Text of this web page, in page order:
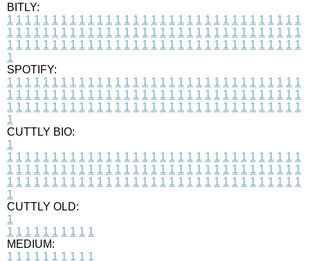
BITLY:
1 1 1 1 1 1 1 1 1 1 1 1 1 1 1 1 1 1 1 1 1 1 1 1 1 1 1 1 1 1 1 1 1
1 1 1 1 1 1 1 1 1 1 1 1 1 1 1 1 1 1 1 1 1 1 1 1 1 1 1 1 1 1 1 1 1
1 1 1 1 1 1 1 1 1 1 1 1 1 1 1 1 1 1 1 1 1 1 1 1 1 1 1 1 1 1 1 1 1
1
SPOTIFY:
1 1 1 1 1 1 1 1 1 1 1 1 1 1 1 1 1 1 1 1 1 1 1 1 1 1 1 1 1 1 1 1 1
1 1 1 1 1 1 1 1 1 1 1 1 1 1 1 1 1 1 1 1 1 1 1 1 1 1 1 1 1 1 1 1 1
1 1 1 1 1 1 1 1 1 1 1 1 1 1 1 1 1 1 1 1 1 1 1 1 1 1 1 1 1 1 1 1 1
1
CUTTLY BIO:
1
1 1 1 1 1 1 1 1 1 1 1 1 1 1 1 1 1 1 1 1 1 1 1 1 1 1 1 1 1 1 1 1 1
1 1 1 1 1 1 1 1 1 1 1 1 1 1 1 1 1 1 1 1 1 1 1 1 1 1 1 1 1 1 1 1 1
1 1 1 1 1 1 1 1 1 1 1 1 1 1 1 1 1 1 1 1 1 1 1 1 1 1 1 1 1 1 1 1 1
1
CUTTLY OLD:
1
1 1 1 1 1 1 1 1 1 1
MEDIUM:
1 1 1 1 1 1 1 1 1 1